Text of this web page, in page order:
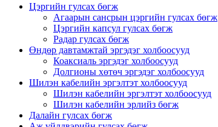
Цэргийн гулсах бөгж
Агаарын сансрын цэргийн гулсах бөгж
Цэргийн капсул гулсах бөгж
Радар гулсах бөгж
Өндөр давтамжтай эргэдэг холбоосууд
Коаксиаль эргэдэг холбоосууд
Долгионы хөтөч эргэдэг холбоосууд
Шилэн кабелийн эргэлтэт холбоосууд
Шилэн кабелийн эргэлтэт холбоосууд
Шилэн кабелийн эрлийз бөгж
Далайн гулсах бөгж